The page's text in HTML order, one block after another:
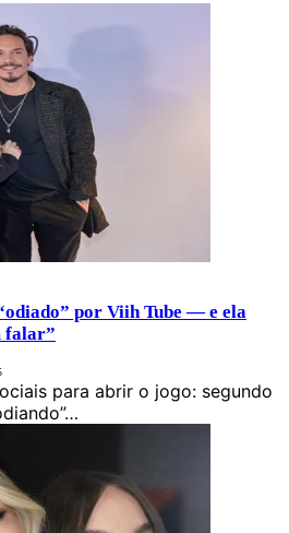
por Viih Tube — e ela
falar”
para abrir o jogo: segundo